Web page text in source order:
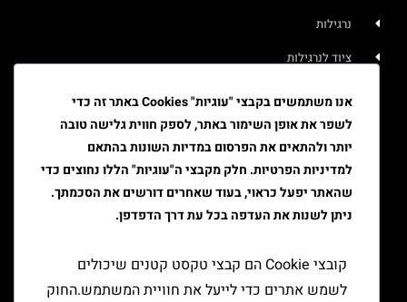
נרגילות
ציוד לנרגילות
טבק
ציוד למעשן
יצירת קשר
אנו משתמשים בקבצי "עוגיות" Cookies באתר זה כדי
לשפר את אופן השימור באתר, לספק חווית גלישה טובה
יותר ולהתאים את הפרסום במדיות השונות בהתאם
למדיניות הפרטיות. חלק מקבצי ה"עוגיות" הללו נחוצים כדי
שהאתר יפעל כראוי, בעוד שאחרים דורשים את הסכמתך.
ניתן לשנות את העדפה בכל עת דרך הדפדפן.
קובצי Cookie הם קבצי טקסט קטנים שיכולים
לשמש אתרים כדי לייעל את חוויית המשתמש.החוק